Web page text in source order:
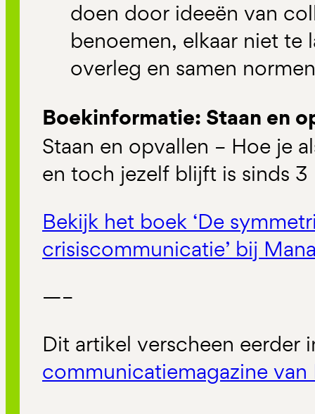
doen door ideeën van
benoemen, elkaar niet te
overleg en samen
Boekinformatie: Staan en
Staan en opvallen – Hoe je
en toch jezelf blijft is sinds
Bekijk het boek ‘De
crisiscommunicatie’ bij
—–
Dit artikel verscheen eerder
communicatiemagazine van